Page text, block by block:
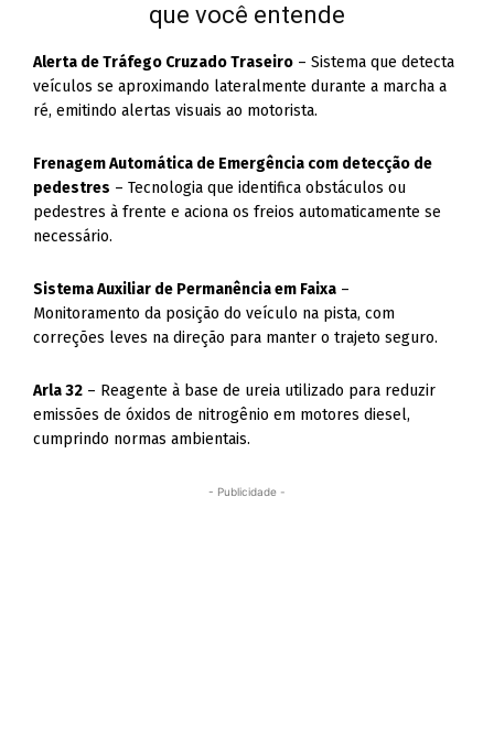
que você entende
Alerta de Tráfego Cruzado Traseiro – Sistema que detecta
veículos se aproximando lateralmente durante a marcha a
ré, emitindo alertas visuais ao motorista.
Frenagem Automática de Emergência com detecção de
pedestres – Tecnologia que identifica obstáculos ou
pedestres à frente e aciona os freios automaticamente se
necessário.
Sistema Auxiliar de Permanência em Faixa –
Monitoramento da posição do veículo na pista, com
correções leves na direção para manter o trajeto seguro.
Arla 32 – Reagente à base de ureia utilizado para reduzir
emissões de óxidos de nitrogênio em motores diesel,
cumprindo normas ambientais.
- Publicidade -